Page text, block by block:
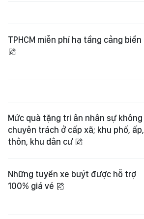
TPHCM miễn phí hạ tầng cảng biển
Mức quà tặng tri ân nhân sự không
chuyên trách ở cấp xã; khu phố, ấp,
thôn, khu dân cư
Những tuyến xe buýt được hỗ trợ
100% giá vé